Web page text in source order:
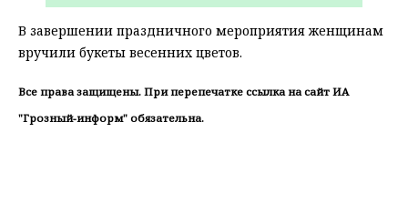
В завершении праздничного мероприятия женщинам
вручили букеты весенних цветов.
Все права защищены. При перепечатке ссылка на сайт ИА
"Грозный-информ" обязательна.